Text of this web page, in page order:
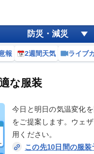
防災・減災
報 2週間天気 ライブ
な服装
今日と明日の気温変化
をご提案します。ウェ
用ください。
この先10日間の服装